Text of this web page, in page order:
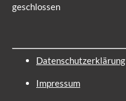
geschlossen
Datenschutzerklärung
Impressum